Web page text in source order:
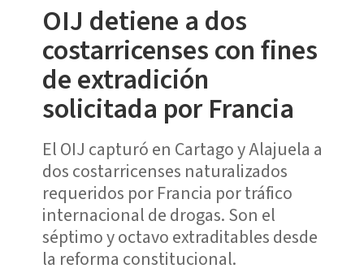
OIJ detiene a dos
costarricenses con fines
de extradición
solicitada por Francia
El OIJ capturó en Cartago y Alajuela a
dos costarricenses naturalizados
requeridos por Francia por tráfico
internacional de drogas. Son el
séptimo y octavo extraditables desde
la reforma constitucional.